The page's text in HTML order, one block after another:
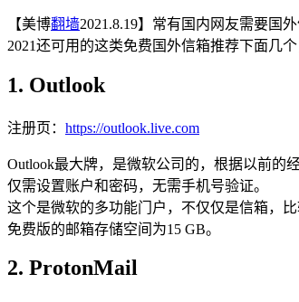
【美博翻墙2021.8.19】常有国内网友需要国
2021还可用的这类免费国外信箱推荐下面几个
1. Outlook
注册页： https://outlook.live.com
Outlook最大牌，是微软公司的，根据以前的
仅需设置账户和密码，无需手机号验证。
这个是微软的多功能门户，不仅仅是信箱，比
免费版的邮箱存储空间为15 GB。
2. ProtonMail